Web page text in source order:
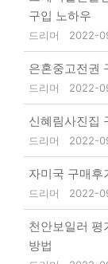
구입 노하우
드리머 2022-
은혼중고전권
드리머 2022-
신혜림사진집
드리머 2022-
자미국 구매후
드리머 2022-
천안보일러 평
방법